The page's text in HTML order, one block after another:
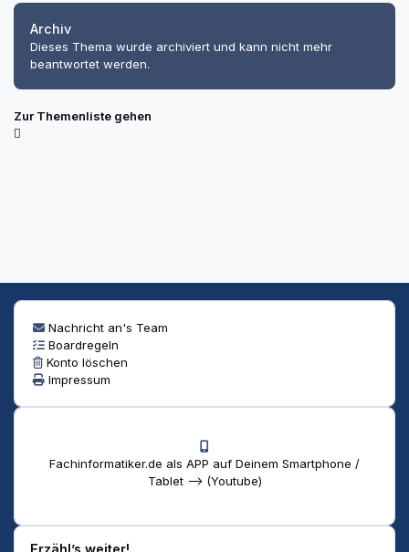
Archiv
Dieses Thema wurde archiviert und kann nicht mehr
beantwortet werden.
Zur Themenliste gehen
Nachricht an's Team
Boardregeln
Konto löschen
Impressum
Fachinformatiker.de als APP auf Deinem Smartphone /
Tablet --> (Youtube)